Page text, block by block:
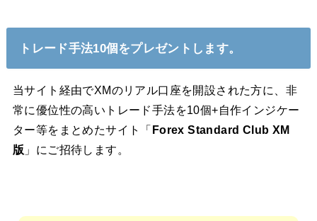
トレード手法10個をプレゼントします。
当サイト経由でXMのリアル口座を開設された方に、非
常に優位性の高いトレード手法を10個+自作インジケー
ター等をまとめたサイト「 Forex Standard Club XM
版 」にご招待します。